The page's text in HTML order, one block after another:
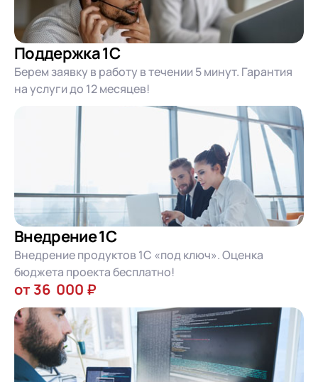
Поддержка 1С
Берем заявку в работу в течении 5 минут. Гарантия
на услуги до 12 месяцев!
Внедрение 1С
Внедрение продуктов 1С «под ключ». Оценка
бюджета проекта бесплатно!
от 36 000 ₽